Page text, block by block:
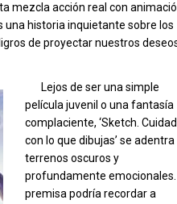
mezcla acción real con
historia inquietante sobre los
de proyectar nuestros
Lejos de ser una simple
película juvenil o una fantasía
complaciente, ‘Sketch.
con lo que dibujas’ se
terrenos oscuros y
profundamente
premisa podría recordar a